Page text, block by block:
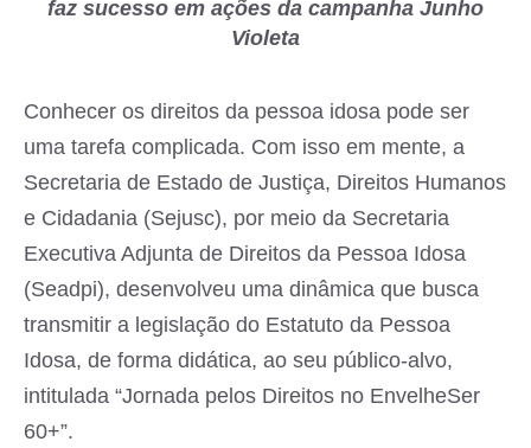
faz sucesso em ações da campanha Junho
Violeta
Conhecer os direitos da pessoa idosa pode ser
uma tarefa complicada. Com isso em mente, a
Secretaria de Estado de Justiça, Direitos Humanos
e Cidadania (Sejusc), por meio da Secretaria
Executiva Adjunta de Direitos da Pessoa Idosa
(Seadpi), desenvolveu uma dinâmica que busca
transmitir a legislação do Estatuto da Pessoa
Idosa, de forma didática, ao seu público-alvo,
intitulada “Jornada pelos Direitos no EnvelheSer
60+”.